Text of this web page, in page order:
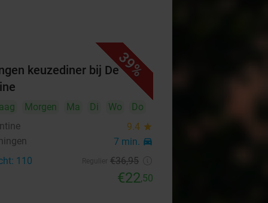
39%
keuzediner bij De
Morgen Ma Di Wo
Do
9.4 star
7 min. directions_car
110 €36,95
€22,50